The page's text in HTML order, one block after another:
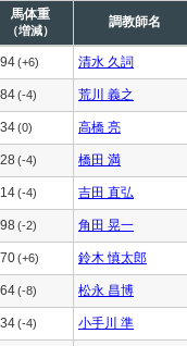
馬体重
（増減）
調教師名
(+6) 清水 久詞
(-4) 荒川 義之
(0) 高橋 亮
(-4) 橋田 満
(-4) 吉田 直弘
(-2) 角田 晃一
(+6) 鈴木 慎太郎
(-8) 松永 昌博
(-4) 小手川 準